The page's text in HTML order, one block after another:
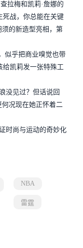
拉梅和凯莉·詹娜的
死战，你总能在关键
的新造型亮相，第
似乎把商业嗅觉也带
给凯莉发一张特殊工
没见过？但话说回
况现在她正怀着二
时尚与运动的奇妙化
NBA
雷霆